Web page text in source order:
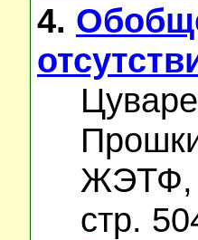
4.
ЖЭТФ,
стр.